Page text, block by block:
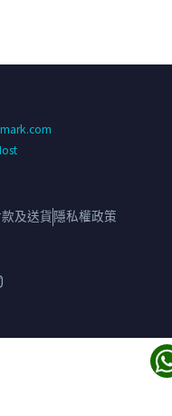
及送貨 隱私權政策